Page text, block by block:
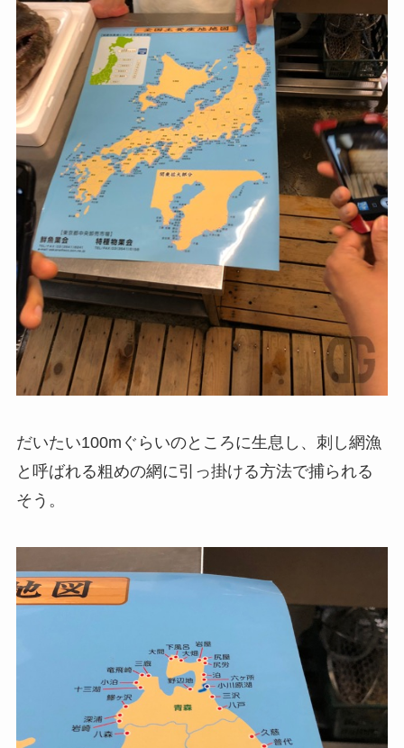
だいたい100mぐらいのところに生息し、刺し網漁
と呼ばれる粗めの網に引っ掛ける方法で捕られる
そう。